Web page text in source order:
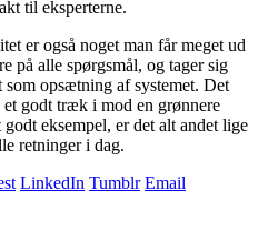
til eksperterne.
er også noget man får meget ud
på alle spørgsmål, og tager sig
som opsætning af systemet. Det
et godt træk i mod en grønnere
eksempel, er det alt andet lige
retninger i dag.
LinkedIn Tumblr Email